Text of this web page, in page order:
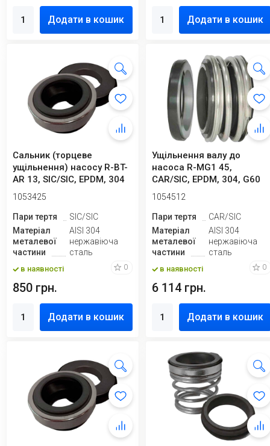
Додати в кошик Додати в кошик
Сальник (торцеве
ущільнення) насосу R-BT-
AR 13, SIC/SIC, EPDM, 304
1053425
Пари тертя
SIC/SIC
Матеріал
металевої
частини
AISI 304
нержавіюча
сталь
в наявності 0
850 грн.
Додати в кошик
Ущільнення валу до
насоса R-MG1 45,
CAR/SIC, EPDM, 304, G60
1054512
Пари тертя
CAR/SIC
Матеріал
металевої
частини
AISI 304
нержавіюча
сталь
в наявності 0
6 114 грн.
Додати в кошик